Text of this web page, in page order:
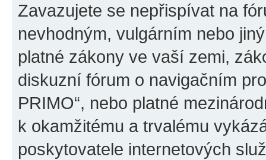
Zavazujete se nepřispívat na
nevhodným, vulgárním nebo
platné zákony ve vaší zemi,
diskuzní fórum o navigačním
PRIMO“, nebo platné
k okamžitému a trvalému
poskytovatele internetových